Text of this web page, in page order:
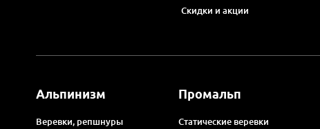
Скидки и акции
Альпинизм
Веревки, репшнуры
Промальп
Статические веревки